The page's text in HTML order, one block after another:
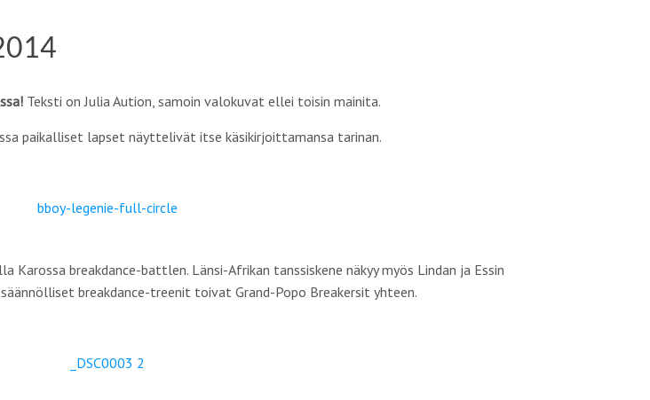
Teksti on Julia Aution, samoin valokuvat ellei toisin mainita.
paikalliset lapset näyttelivät itse käsikirjoittamansa tarinan.
Karossa breakdance-battlen. Länsi-Afrikan tanssiskene näkyy myös Lindan ja Essin
breakdance-treenit toivat Grand-Popo Breakersit yhteen.